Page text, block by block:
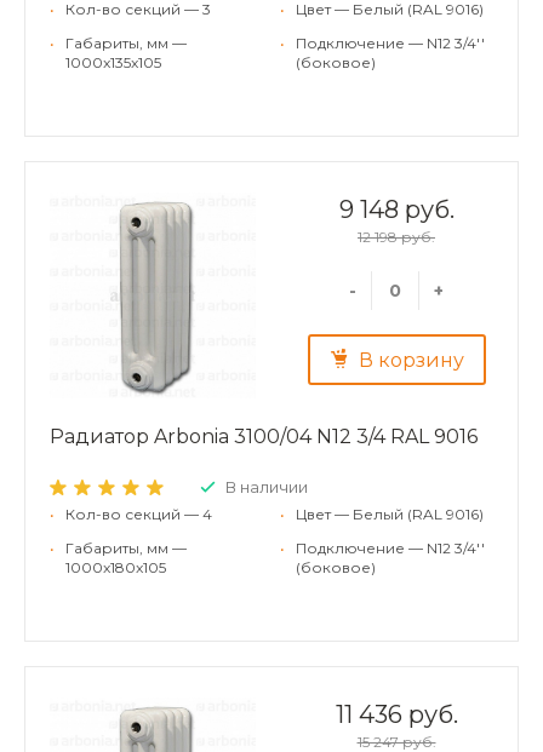
•
Кол-во секций — 3
•
Габариты, мм —
1000x135x105
•
Цвет — Белый (RAL 9016)
•
Подключение — N12 3/4''
(боковое)
9 148 руб.
12 198 руб.
- +
В корзину
Радиатор Arbonia 3100/04 N12 3/4 RAL 9016
В наличии
•
Кол-во секций — 4
•
Габариты, мм —
1000x180x105
•
Цвет — Белый (RAL 9016)
•
Подключение — N12 3/4''
(боковое)
11 436 руб.
15 247 руб.